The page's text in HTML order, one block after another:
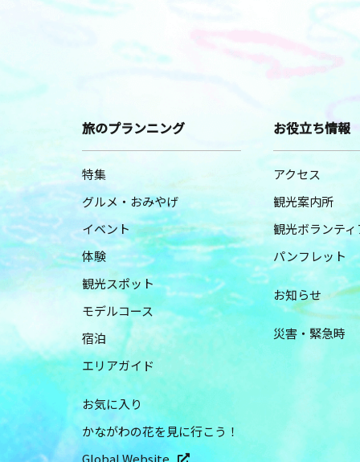
旅のプランニング
特集
グルメ・おみやげ
イベント
体験
観光スポット
モデルコース
宿泊
エリアガイド
お気に入り
かながわの花を見に行こう！
Global Website
お役立ち情報
アクセス
観光案内所
観光ボランテ
パンフレット
お知らせ
災害・緊急時